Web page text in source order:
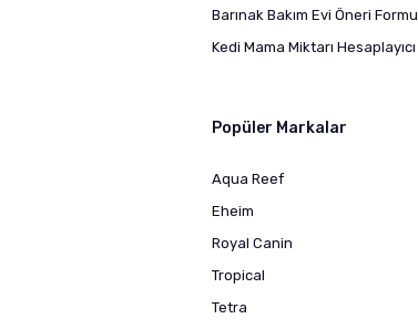
Barınak Bakım Evi Öneri Formu
Kedi Mama Miktarı Hesaplayıcı
Popüler Markalar
Aqua Reef
Eheim
Royal Canin
Tropical
Tetra